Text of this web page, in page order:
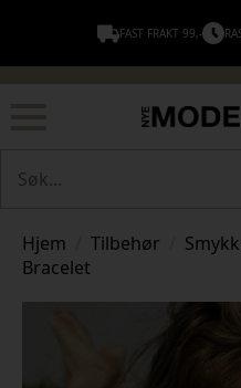
FAST FRAKT 99,-
Hjem Tilbehør
Bracelet